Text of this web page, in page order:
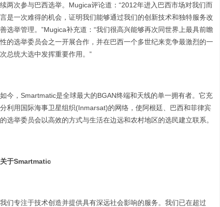
续两次参与巴西选举。Mugica评论道：“2012年进入巴西市场对我们而
言是一次难得的机会，证明我们能够通过我们的创新技术和独特服务改
善选举管理。”Mugica补充道：“我们很高兴能够再次同世界上最具前瞻
性的选举委员会之一开展合作，并在巴西一个多世纪来竞争最激烈的一
次总统大选中发挥重要作用。”
如今，Smartmatic是全球最大的BGAN终端和天线的单一拥有者。它充
分利用国际海事卫星组织(Inmarsat)的网络，使阿根廷、巴西和菲律宾
的选举委员会以高效的方式与生活在边远和农村地区的选民建立联系。
关于Smartmatic
我们专注于技术创造并提供具有深远社会影响的服务。我们已在超过